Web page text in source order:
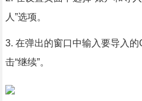
人”选项。
3. 在弹出的窗口中输入要导入
击“继续”。